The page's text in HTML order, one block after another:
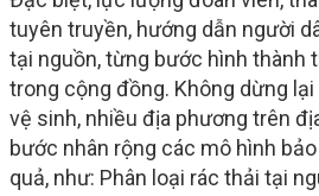
tuyên truyền, hướng dẫn người
tại nguồn, từng bước hình thành
trong cộng đồng. Không dừng
vệ sinh, nhiều địa phương trên
bước nhân rộng các mô hình
quả, như: Phân loại rác thải tại